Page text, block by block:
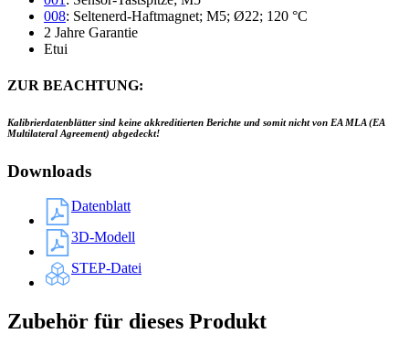
008: Seltenerd-Haftmagnet; M5; Ø22; 120 °C
2 Jahre Garantie
Etui
ZUR BEACHTUNG:
Kalibrierdatenblätter sind keine akkreditierten Berichte und somit nicht von EA MLA (EA
Multilateral Agreement) abgedeckt!
Downloads
Datenblatt
3D-Modell
STEP-Datei
Zubehör für dieses Produkt